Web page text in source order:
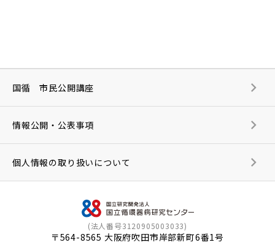
(法人番号3120905003033)
〒564-8565 大阪府吹田市岸部新町6番1号
国循 市民公開講座
情報公開・公表事項
個人情報の取り扱いについて